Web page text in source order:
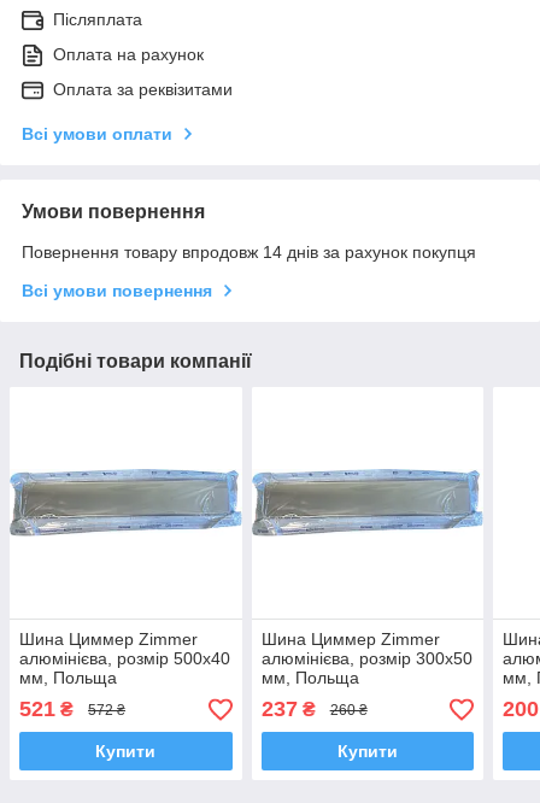
Післяплата
Оплата на рахунок
Оплата за реквізитами
Всі умови оплати
Умови повернення
Повернення товару впродовж 14 днів за рахунок покупця
Всі умови повернення
Подібні товари компанії
Шина Циммер Zimmer
алюмінієва, розмір 500х40
мм, Польща
521 ₴ 572 ₴
Купити
Шина Циммер Zimmer
алюмінієва, розмір 300х50
мм, Польща
237₴ 260 ₴
Купити
мм,
200